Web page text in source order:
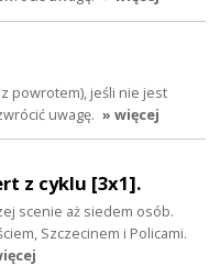
powrotem), jeśli nie jest
uwagę. » więcej
z cyklu [3x1].
scenie aż siedem osób.
Szczecinem i Policami.